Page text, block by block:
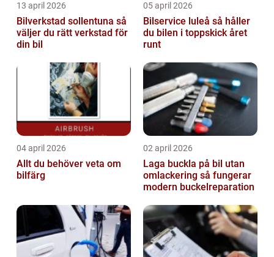
13 april 2026
Bilverkstad sollentuna så
väljer du rätt verkstad för
din bil
05 april 2026
Bilservice luleå så håller
du bilen i toppskick året
runt
04 april 2026
Allt du behöver veta om
bilfärg
02 april 2026
Laga buckla på bil utan
omlackering så fungerar
modern buckelreparation